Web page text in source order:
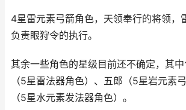
4星雷元素弓箭角色，天领奉行的将领，
负责眼狩令的执行。
其余一些角色的星级目前还不确定，其
（5星雷法器角色）、五郎（5星岩元素
（5星水元素发法器角色）。